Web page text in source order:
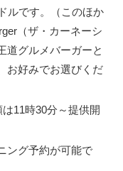
ルです。（このほか
（ザ・カーネーシ
道グルメバーガーと
お好みでお選びくだ
11時30分～提供開
ング予約が可能で